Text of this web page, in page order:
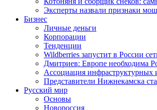
Эксперты назвали признаки
Бизнес
Личные деньги
Корпорации
Тенденции
Wildberries запустит в России
Дмитриев: Европе необходима
Ассоциация инфраструктурных
Представители Нижнекамска
Русский мир
Основы
Новороссия